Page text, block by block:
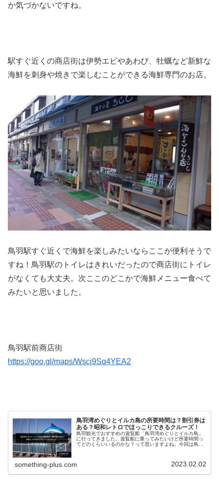
か気づかないですね。
駅すぐ近くの商店街は伊勢エビやあわび、牡蠣など新鮮な
海鮮を刺身や焼きで楽しむことができる海鮮専門のお店。
鳥羽駅すぐ近くで海鮮を楽しみたいならここが便利そうで
すね！鳥羽駅のトイレはきれいだったので商店街にトイレ
がなくても大丈夫。次ここのどこかで海鮮メニュー食べて
みたいと思いました。
鳥羽駅前商店街
https://goo.gl/maps/Wscj9Sq4YEA2
鳥羽湾めぐりとイルカ島の所要時間は？割引券は
ある？昭和レトロでほっこりできるクルーズ！
鳥羽観光でおすすめの遊覧船「鳥羽湾めぐりとイルカ島」
に行ってきました。遊覧船に乗ってみたいけど所要時間っ
てどのくらいいるのかな？って思いますよね。今回は鳥羽
something-plus.com 2023.02.02